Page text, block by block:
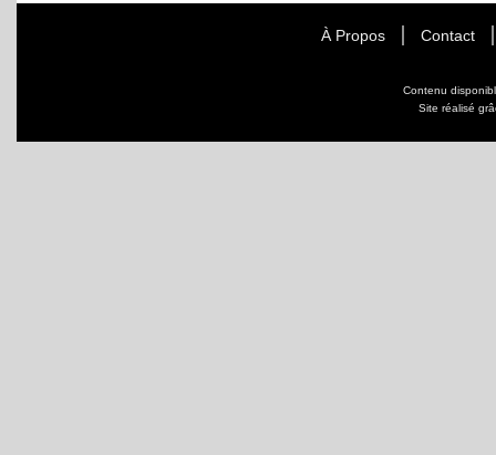
À Propos Contact
Contenu
Site réalisé